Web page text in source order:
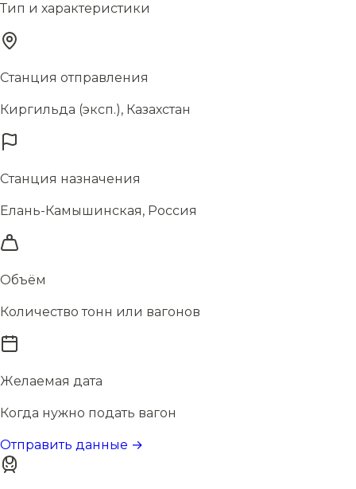
Тип и характеристики
Станция отправления
Киргильда (эксп.), Казахстан
Станция назначения
Елань-Камышинская, Россия
Объём
Количество тонн или вагонов
Желаемая дата
Когда нужно подать вагон
Отправить данные →